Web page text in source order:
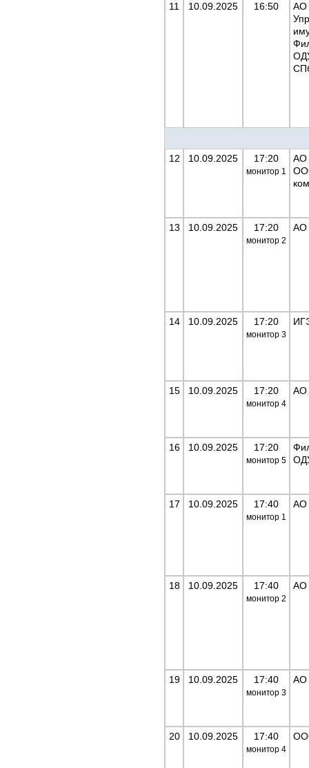
11 10.09.2025 16:50
АО
12 10.09.2025 17:20
монитор 1
АО
13 10.09.2025 17:20
монитор 2
АО
14 10.09.2025 17:20
монитор 3
15 10.09.2025 17:20
монитор 4
АО
16 10.09.2025 17:20
монитор 5
17 10.09.2025 17:40
монитор 1
АО
18 10.09.2025 17:40
монитор 2
АО
19 10.09.2025 17:40
монитор 3
АО
20 10.09.2025 17:40
монитор 4